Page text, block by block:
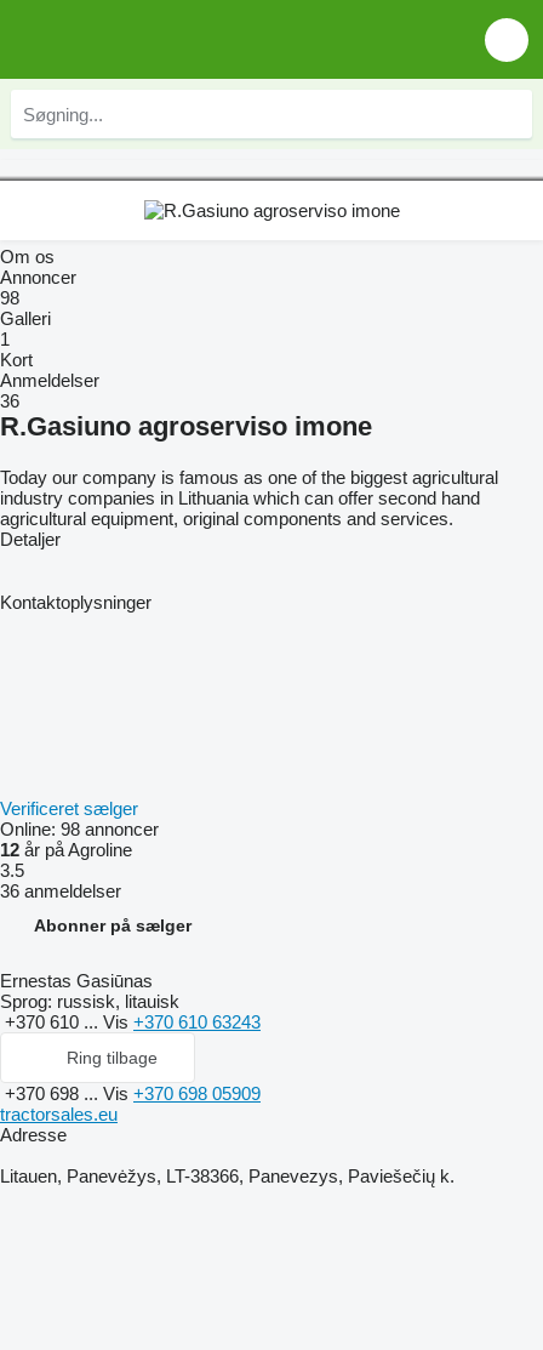
Om os
Annoncer
98
Galleri
1
Kort
Anmeldelser
36
R.Gasiuno agroserviso imone
Today our company is famous as one of the biggest agricultural
industry companies in Lithuania which can offer second hand
agricultural equipment, original components and services.
Detaljer
Kontaktoplysninger
Verificeret sælger
Online: 98 annoncer
12 år på Agroline
3.5
36 anmeldelser
Abonner på sælger
Ernestas Gasiūnas
Sprog: russisk, litauisk
+370 610 ... Vis +370 610 63243
Ring tilbage
+370 698 ... Vis +370 698 05909
tractorsales.eu
Adresse
Litauen, Panevėžys, LT-38366, Panevezys, Paviešečių k.